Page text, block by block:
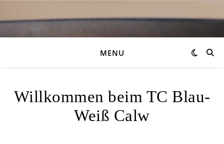
MENU
Willkommen beim TC Blau-
Weiß Calw